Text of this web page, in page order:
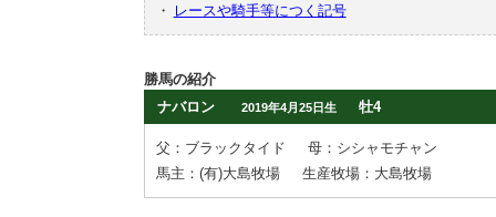
・
レースや騎手等につく記号
勝馬の紹介
ナバロン
2019年4月25日生 牡4
父：ブラックタイド
母：シシャモチャン
馬主：(有)大島牧場
生産牧場：大島牧場